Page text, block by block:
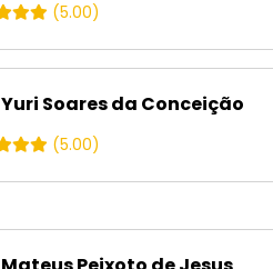
(5.00)
Yuri Soares da Conceição
(5.00)